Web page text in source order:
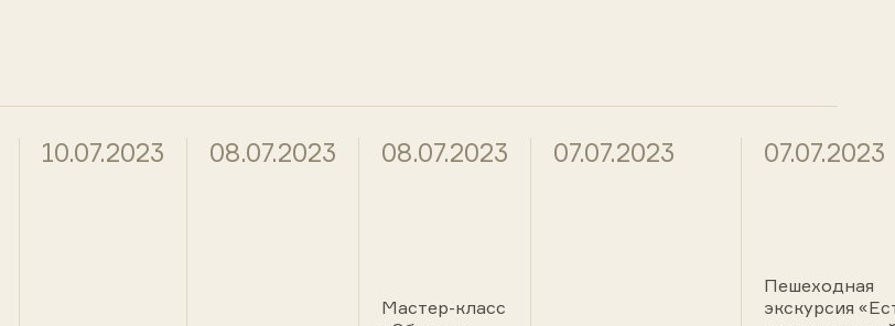
10.07.2023 08.07.2023 08.07.2023
Мастер-класс
07.07.2023 07.07.2023
Пешеходная
экскурсия